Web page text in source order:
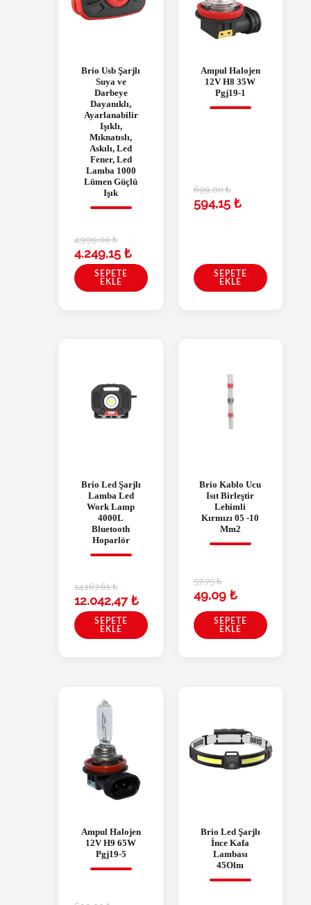
Brio Usb Şarjlı
Suya ve
Darbeye
Dayanıklı,
Ayarlanabilir
Işıklı,
Mıknatıslı,
Askılı, Led
Fener, Led
Lamba 1000
Lümen Güçlü
Işık
4.999,00₺
4.249,15 ₺
SEPETE
EKLE
Ampul Halojen
12V H8 35W
Pgj19-1
699,00₺
594,15 ₺
SEPETE
EKLE
Brio Led Şarjlı
Lamba Led
Work Lamp
4000L
Bluetooth
Hoparlör
14.167,61₺
12.042,47₺
SEPETE
EKLE
Brio Kablo Ucu
Isıt Birleştir
Lehimli
Kırmızı 05 -10
Mm2
57,75₺
49,09 ₺
SEPETE
EKLE
Ampul Halojen
12V H9 65W
Pgj19-5
Brio Led Şarjlı
İnce Kafa
Lambası
45Olm